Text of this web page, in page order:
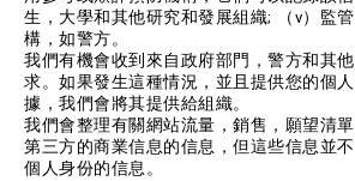
生，大學和其他研究和發展組織; （v）監
構，如警方。
我們有機會收到來自政府部門，警方和其
求。如果發生這種情況，並且提供您的個
據，我們會將其提供給組織。
我們會整理有關網站流量，銷售，願望清
第三方的商業信息的信息，但這些信息並
個人身份的信息。